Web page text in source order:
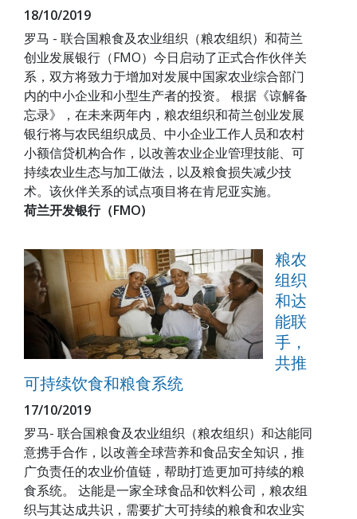
18/10/2019
罗马 - 联合国粮食及农业组织（粮农组织）和荷兰
创业发展银行（FMO）今日启动了正式合作伙伴关
系，双方将致力于增加对发展中国家农业综合部门
内的中小企业和小型生产者的投资。 根据《谅解备
忘录》，在未来两年内，粮农组织和荷兰创业发展
银行将与农民组织成员、中小企业工作人员和农村
小额信贷机构合作，以改善农业企业管理技能、可
持续农业生态与加工做法，以及粮食损失减少技
术。该伙伴关系的试点项目将在肯尼亚实施。
荷兰开发银行（FMO)
粮农
组织
和达
能联
手，
共推
可持续饮食和粮食系统
17/10/2019
罗马- 联合国粮食及农业组织（粮农组织）和达能同
意携手合作，以改善全球营养和食品安全知识，推
广负责任的农业价值链，帮助打造更加可持续的粮
食系统。 达能是一家全球食品和饮料公司，粮农组
织与其达成共识，需要扩大可持续的粮食和农业实